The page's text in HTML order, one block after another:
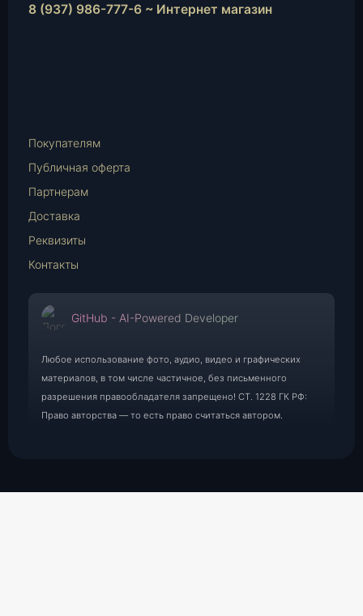
8 (937) 986-777-6 ~ Интернет магазин
Mail
Покупателям
Публичная оферта
Партнерам
Доставка
Реквизиты
Контакты
GitHub - AI-Powered Developer
Любое использование фото, аудио, видео и графических
материалов, в том числе частичное, без письменного
разрешения правообладателя запрещено! СТ. 1228 ГК РФ:
Право авторства — то есть право считаться автором.